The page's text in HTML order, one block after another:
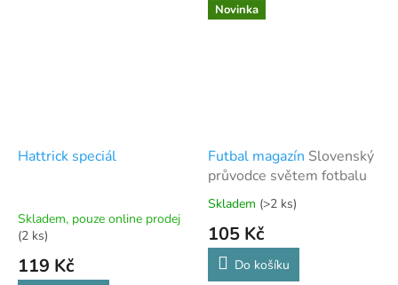
Hattrick speciál
Skladem, pouze online prodej
(2 ks)
119 Kč
Novinka
Futbal magazín Slovenský
průvodce světem fotbalu
Průměrné
hodnocení
produktu
5,0
Skladem (>2 ks)
105 Kč
Do košíku